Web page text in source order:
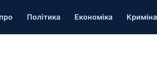
Політика Економіка